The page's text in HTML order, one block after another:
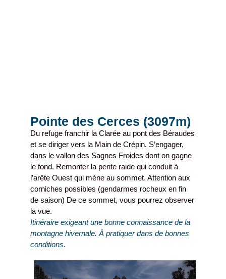
Pointe des Cerces (3097m)
Du refuge franchir la Clarée au pont des Béraudes
et se diriger vers la Main de Crépin. S’engager,
dans le vallon des Sagnes Froides dont on gagne
le fond. Remonter la pente raide qui conduit à
l’arête Ouest qui mène au sommet. Attention aux
corniches possibles (gendarmes rocheux en fin
de saison) De ce sommet, vous pourrez observer
la vue.
Itinéraire exigeant une bonne connaissance de la
montagne hivernale. À pratiquer dans de bonnes
conditions.